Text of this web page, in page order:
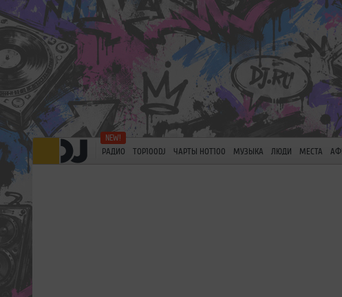
РАДИО TOP100DJ ЧАРТЫ HOT100 МУЗЫКА ЛЮДИ МЕСТА